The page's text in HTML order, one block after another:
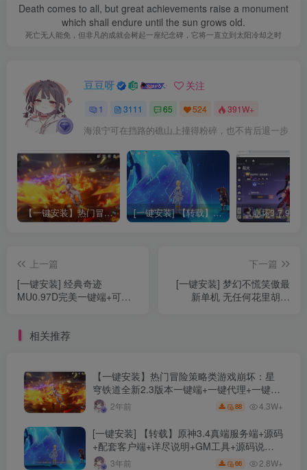
Death comes to all, but great achievements raise a monument
which shall endure until the sun grows old.
死亡无人能免，但非凡的成就会树起一座纪念碑，它将一直立到太阳冷却之时
豆豆呀 关注
1 3111 65 524 391W+
海浪宁可在挡路的礁山上撞得粉碎，也不肯后退一步
【一键安装】热门冒险策略类游戏崩坏：星穹铁道全新2.3版本一键端+一键代理+一键启动+免虚拟机 [一键安装] 【转载】原神3.4真端服务端+源码+配套客户端+详尽说明+GM工具+源码说明文件
上一篇
[一键安装] 经典奇迹
MU0.97D完美一键端+可开
下一篇
[一键安装] 梦幻不慌笑傲最
新单机 无任何花里胡哨
相关推荐
【一键安装】热门冒险策略类游戏崩坏：星
穹铁道全新2.3版本一键端+一键代理+一键启
动+免虚拟机
2年前 88 4.3W+
[一键安装] 【转载】原神3.4真端服务端+源码
+配套客户端+详尽说明+GM工具+源码说明
文件3年前 66 2.8W+